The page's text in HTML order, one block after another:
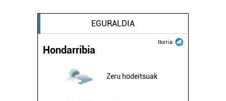
EGURALDIA
Iturria:
Hondarribia
Zeru hodeitsuak